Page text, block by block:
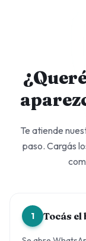
Te atiende
paso. Cargás
1 Tocás el